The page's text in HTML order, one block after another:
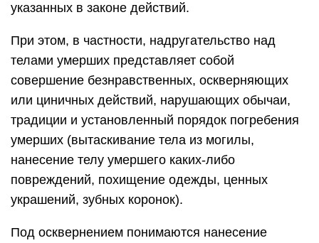
указанных в законе действий.
При этом, в частности, надругательство над
телами умерших представляет собой
совершение безнравственных, оскверняющих
или циничных действий, нарушающих обычаи,
традиции и установленный порядок погребения
умерших (вытаскивание тела из могилы,
нанесение телу умершего каких-либо
повреждений, похищение одежды, ценных
украшений, зубных коронок).
Под осквернением понимаются нанесение